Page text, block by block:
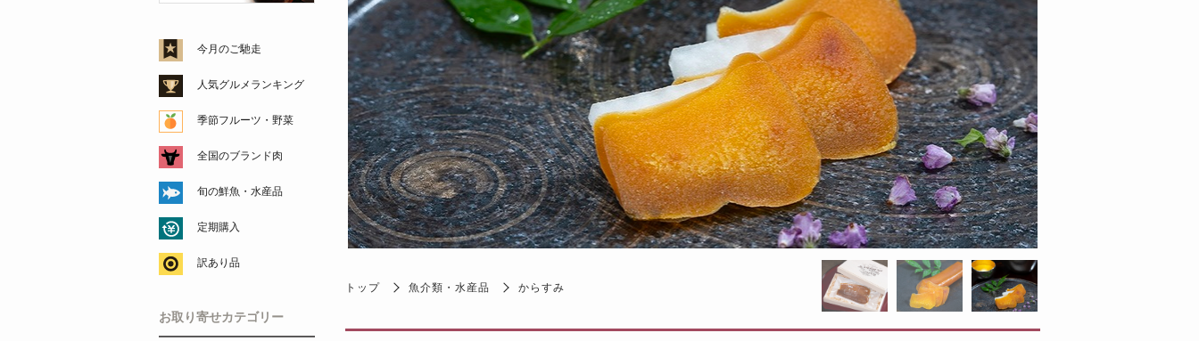
トップ 魚介類・水産品 からすみ
今月のご馳走
人気グルメランキング
季節フルーツ・野菜
全国のブランド肉
旬の鮮魚・水産品
定期購入
訳あり品
お取り寄せカテゴリー